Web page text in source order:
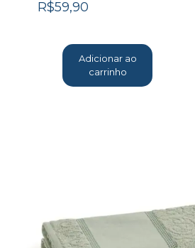
R$59,90
Adicionar ao
carrinho